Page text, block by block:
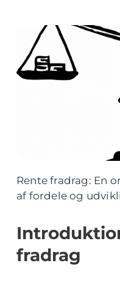
Rente fradrag: En
af fordele og
fradrag